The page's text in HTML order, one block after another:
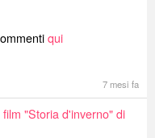
qui
7 mesi fa
film "Storia d'inverno" di